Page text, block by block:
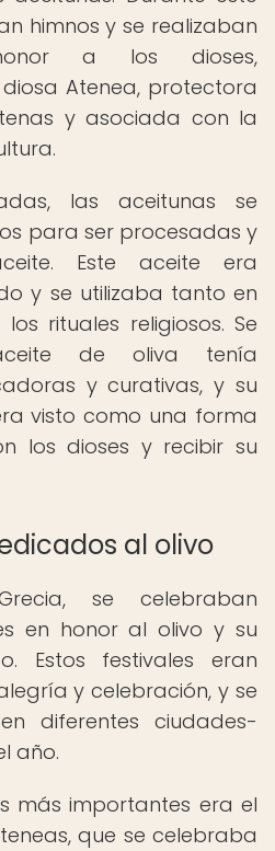
himnos y se realizaban
a los dioses,
Atenea, protectora
y asociada con la
las aceitunas se
para ser procesadas y
Este aceite era
y se utilizaba tanto en
rituales religiosos. Se
de oliva tenía
y curativas, y su
visto como una forma
los dioses y recibir su
al olivo
se celebraban
en honor al olivo y su
Estos festivales eran
y celebración, y se
diferentes ciudades-
año.
más importantes era el
que se celebraba